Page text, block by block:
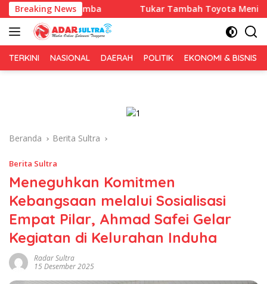
Langsung
ke
konten
Breaking NewsTukar Tambah Toyota Meningkat, Trust
TERKINI NASIONAL DAERAH POLITIK EKONOMI & BISNIS
Beranda Berita Sultra
Berita Sultra
Meneguhkan Komitmen
Kebangsaan melalui Sosialisasi
Empat Pilar, Ahmad Safei Gelar
Kegiatan di Kelurahan Induha
Radar Sultra
15 Desember 2025